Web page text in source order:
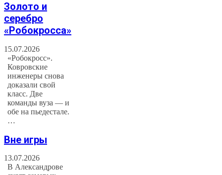
Золото и
серебро
«Робокросса»
15.07.2026
«Робокросс».
Ковровские
инженеры снова
доказали свой
класс. Две
команды вуза — и
обе на пьедестале.
…
Вне игры
13.07.2026
В Александрове